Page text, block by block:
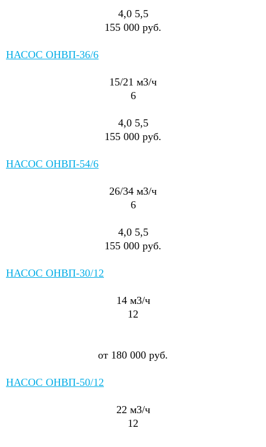
4,0 5,5
155 000 руб.
НАСОС ОНВП-36/6
15/21 м3/ч
6
4,0 5,5
155 000 руб.
НАСОС ОНВП-54/6
26/34 м3/ч
6
4,0 5,5
155 000 руб.
НАСОС ОНВП-30/12
14 м3/ч
12
от 180 000 руб.
НАСОС ОНВП-50/12
22 м3/ч
12